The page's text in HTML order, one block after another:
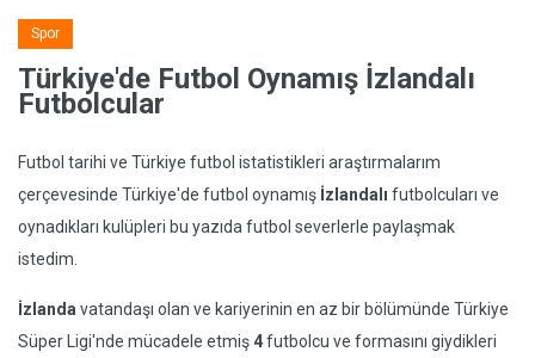
Spor
Türkiye'de Futbol Oynamış İzlandalı
Futbolcular
Futbol tarihi ve Türkiye futbol istatistikleri araştırmalarım
çerçevesinde Türkiye'de futbol oynamış İzlandalı futbolcuları ve
oynadıkları kulüpleri bu yazıda futbol severlerle paylaşmak
istedim.
İzlanda vatandaşı olan ve kariyerinin en az bir bölümünde Türkiye
Süper Ligi'nde mücadele etmiş4futbolcu ve formasını giydikleri